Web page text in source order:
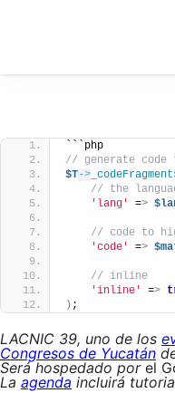
```php
// generate code
$T->
// the
'lang'
=>
// code to
'code'
=>
// inline
'inline'
=>
) ;
LACNIC 39, uno de los
Congresos de Yucatán
Será hospedado por el
La agenda incluirá